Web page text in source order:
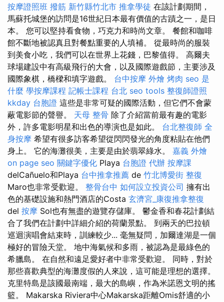
按摩證照班 撥筋 新竹縣竹北市 推拿學徒 在該計劃期間，
馬蘇托城堡的訪問是16世紀日本最有價值的古蹟之一，是日
本。 您可以堅持看食物，巧克力和時尚文章。 餐館和咖啡
館不斷地被認真且對餐點重要的人填補。 從最時尚的服裝
到美食小吃，我們可以在世界上花錢，巴黎值得。 高爾夫
球場建設中有高級飛行的大會，以及國際遊戲節，主要涉及
國際象棋，橋樑和填字遊戲。 台中按摩 外燴 烤肉 seo 是
什麼 學按摩課程 記帳士課程 台北 seo tools 整復師證照
kkday 台胞證 這些是非常可疑的國際活動，但它們不會蒙
蔽電影節的聲譽。 天母 整骨 除了介紹當前最有趣的電影
外，許多電影明星和出色的導演也是如此。 台北整復師 全
身按摩 希望有很多訪客希望從閃閃發光的角度粘貼在他們
身上。 它的海灘很美，主要是由於翡翠綠水。 嘉義 外燴
on page seo 關鍵字優化 Playa 台胞證 代辦 按摩課
delCañuelo和Playa 台中推拿推薦 de 竹北博愛街 整復
Maro也非常受歡迎。 整骨台中 如何設立投資公司 擁有出
色的基礎設施和熱門酒店的Costa 玄濟宮_康復推拿整復
del 按摩 Sol也有無盡的遊覽存儲庫。 鬱金香和春花計劃結
合了我們在計劃中詳細介紹的荷蘭景點。 到兩天的巴拉頓
巡迴演唱會結束時，訓練較少... 毫無疑問，加爾達湖是一個
極好的冒險天堂。 地中海氣候和多雨，被認為是最綠色的
希臘島。 在自然和遠足愛好者中非常受歡迎。 同時，對於
那些喜歡典型的海灘度假的人來說，這可能是理想的選擇。
克里特島是該國最南端，最大的島嶼，作為米諾恩文明的搖
籃。 Makarska Riviera中心Makarska距離Omis舒適的小